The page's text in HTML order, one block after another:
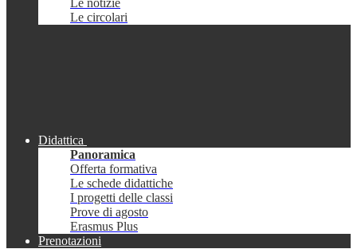
Le notizie
Le circolari
Didattica
Panoramica
Offerta formativa
Le schede didattiche
I progetti delle classi
Prove di agosto
Erasmus Plus
Prenotazioni